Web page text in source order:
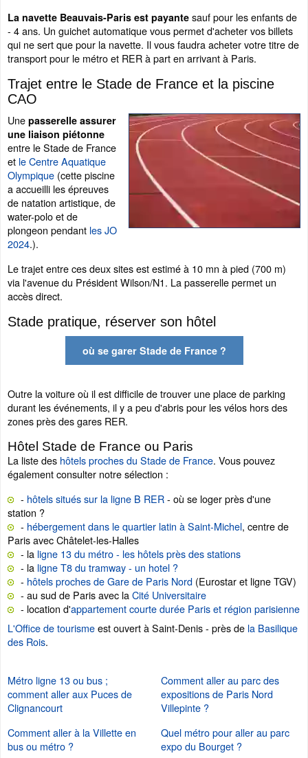
La navette Beauvais-Paris est payante sauf pour les enfants de
- 4 ans. Un guichet automatique vous permet d'acheter vos billets
qui ne sert que pour la navette. Il vous faudra acheter votre titre de
transport pour le métro et RER à part en arrivant à Paris.
Trajet entre le Stade de France et la piscine
CAO
Une passerelle assurer
une liaison piétonne
entre le Stade de France
et le Centre Aquatique
Olympique (cette piscine
a accueilli les épreuves
de natation artistique, de
water-polo et de
plongeon pendant les JO
2024.).
Le trajet entre ces deux sites est estimé à 10 mn à pied (700 m)
via l'avenue du Président Wilson/N1. La passerelle permet un
accès direct.
Stade pratique, réserver son hôtel
où se garer Stade de France ?
Outre la voiture où il est difficile de trouver une place de parking
durant les événements, il y a peu d'abris pour les vélos hors des
zones près des gares RER.
Hôtel Stade de France ou Paris
La liste des hôtels proches du Stade de France. Vous pouvez
également consulter notre sélection :
- hôtels situés sur la ligne B RER- où se loger près d'une
station ?
- hébergement dans le quartier latin à Saint-Michel, centre de
Paris avec Châtelet-les-Halles
- la ligne 13 du métro - les hôtels près des stations
- la ligne T8 du tramway - un hotel ?
- hôtels proches de Gare de Paris Nord (Eurostar et ligne TGV)
- au sud de Paris avec laCité Universitaire
- location d'appartement courte durée Paris et région parisienne
L'Office de tourismeest ouvert à Saint-Denis - près de la Basilique
des Rois.
Métro ligne 13 ou bus ;
comment aller aux Puces de
Clignancourt
Comment aller à la Villette en
bus ou métro ?
Comment aller au parc des
expositions de Paris Nord
Villepinte ?
Quel métro pour aller au parc
expo du Bourget ?